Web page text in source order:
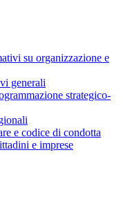
su organizzazione e
generali
strategico-
e codice di condotta
e imprese